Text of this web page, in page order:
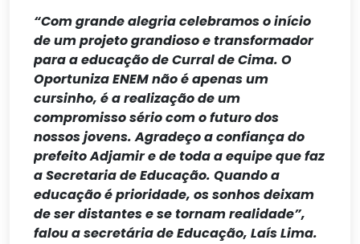
“Com grande alegria celebramos o início
de um projeto grandioso e transformador
para a educação de Curral de Cima. O
Oportuniza ENEM não é apenas um
cursinho, é a realização de um
compromisso sério com o futuro dos
nossos jovens. Agradeço a confiança do
prefeito Adjamir e de toda a equipe que faz
a Secretaria de Educação. Quando a
educação é prioridade, os sonhos deixam
de ser distantes e se tornam realidade”,
falou a secretária de Educação, Laís Lima.